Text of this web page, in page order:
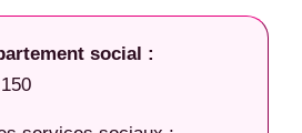
social :